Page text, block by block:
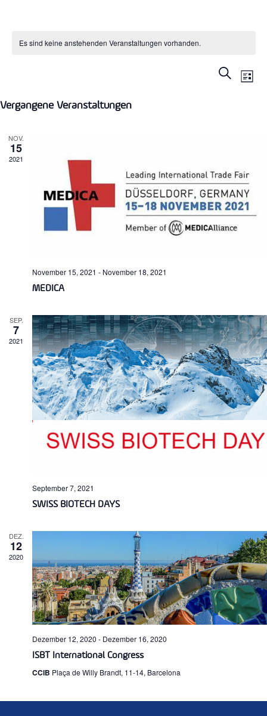
Es sind keine anstehenden Veranstaltungen vorhanden.
SUCHE
LISTE
Vergangene Veranstaltungen
NOV.
15
2021
November 15, 2021 - November 18, 2021
MEDICA
SEP.
7
2021
September 7, 2021
SWISS BIOTECH DAYS
DEZ.
12
2020
Dezember 12, 2020 - Dezember 16, 2020
ISBT International Congress
CCIB Plaça de Willy Brandt, 11-14, Barcelona